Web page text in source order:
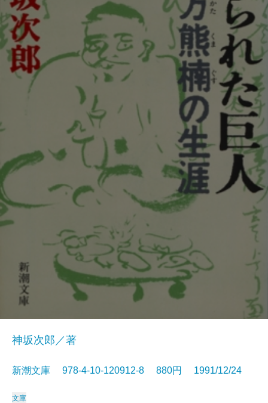
神坂次郎／著
新潮文庫 978-4-10-120912-8 880円 1991/12/24
文庫